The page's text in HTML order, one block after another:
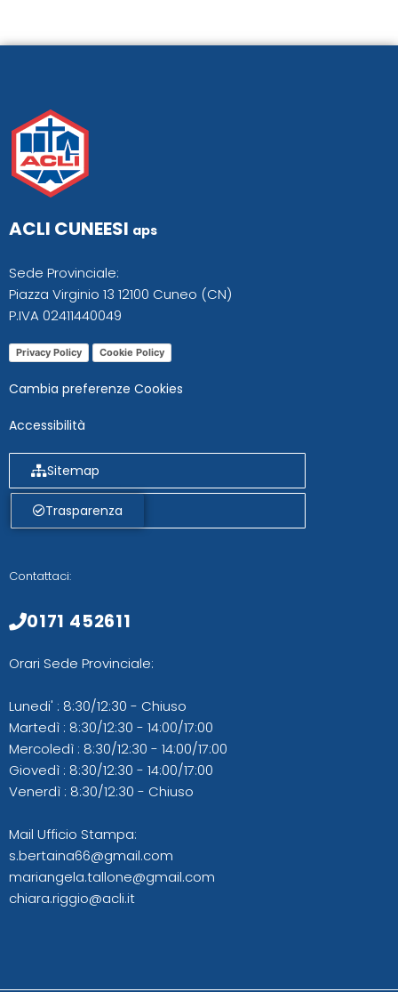
ACLI CUNEESI aps
Sede Provinciale:
Piazza Virginio 13 12100 Cuneo (CN)
P.IVA 02411440049
Privacy Policy Cookie Policy
Cambia preferenze Cookies
Accessibilità
Sitemap
Trasparenza
Contattaci:
0171 452611
Orari Sede Provinciale:
Lunedi' : 8:30/12:30 - Chiuso
Martedì : 8:30/12:30 - 14:00/17:00
Mercoledì : 8:30/12:30 - 14:00/17:00
Giovedì : 8:30/12:30 - 14:00/17:00
Venerdì : 8:30/12:30 - Chiuso
Mail Ufficio Stampa:
s.bertaina66@gmail.com
mariangela.tallone@gmail.com
chiara.riggio@acli.it